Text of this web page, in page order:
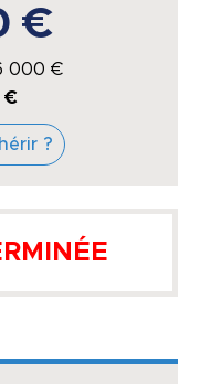
€
000 €
€
?